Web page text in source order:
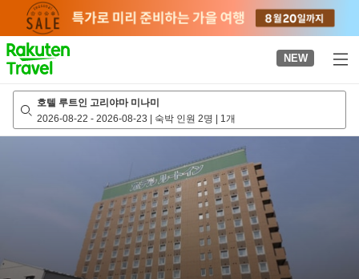
page
NEW
호텔 루트인 고리야마 미나미
2026-08-22 - 2026-08-23 | 숙박 인원 2명 | 1개